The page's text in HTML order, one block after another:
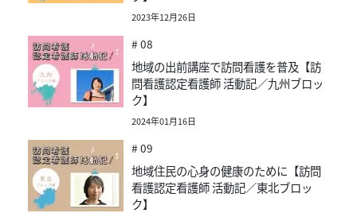
2023年12月26日
# 08
地域の出前講座で訪問看護を普及【訪
問看護認定看護師 活動記／九州ブロッ
ク】
2024年01月16日
# 09
地域住民の心身の健康のために【訪問
看護認定看護師 活動記／東北ブロッ
ク】